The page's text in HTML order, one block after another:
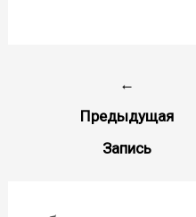
←
Предыдущая
Запись